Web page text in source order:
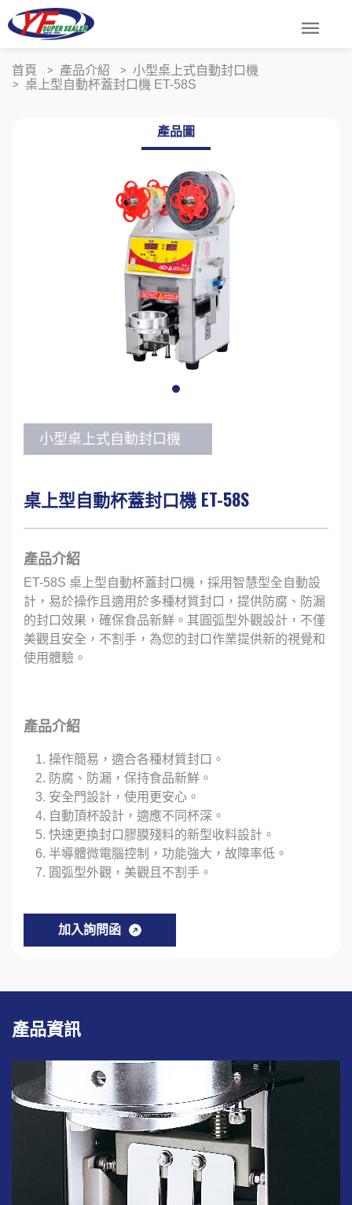
menu
首頁 產品介紹
小型桌上式自動封口機
桌上型自動杯蓋封口機 ET-58S
產品圖
小型桌上式自動封口機
桌上型自動杯蓋封口機 ET-58S
產品介紹
ET-58S 桌上型自動杯蓋封口機，採用智慧型全自動設
計，易於操作且適用於多種材質封口，提供防腐、防漏
的封口效果，確保食品新鮮。其圓弧型外觀設計，不僅
美觀且安全，不割手，為您的封口作業提供新的視覺和
使用體驗。
產品介紹
操作簡易，適合各種材質封口。
防腐、防漏，保持食品新鮮。
安全門設計，使用更安心。
自動頂杯設計，適應不同杯深。
快速更換封口膠膜殘料的新型收料設計。
半導體微電腦控制，功能強大，故障率低。
圓弧型外觀，美觀且不割手。
加入詢問函
產品資訊